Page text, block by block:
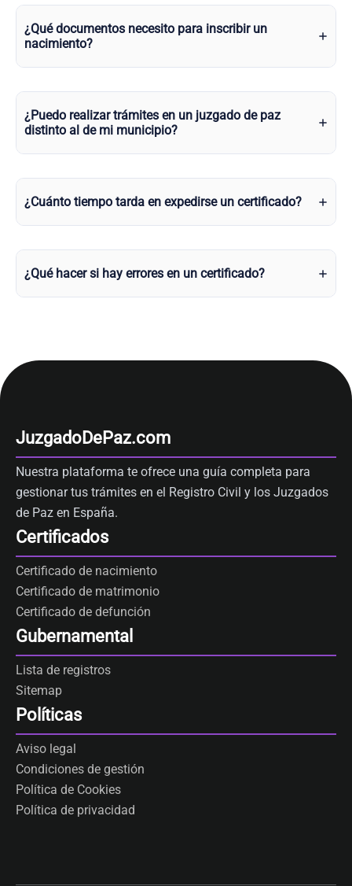
¿Qué documentos necesito para inscribir un
nacimiento?
¿Puedo realizar trámites en un juzgado de paz
distinto al de mi municipio?
¿Cuánto tiempo tarda en expedirse un certificado?
¿Qué hacer si hay errores en un certificado?
JuzgadoDePaz.com
Nuestra plataforma te ofrece una guía completa para
gestionar tus trámites en el Registro Civil y los Juzgados
de Paz en España.
Certificados
Certificado de nacimiento
Certificado de matrimonio
Certificado de defunción
Gubernamental
Lista de registros
Sitemap
Políticas
Aviso legal
Condiciones de gestión
Política de Cookies
Política de privacidad